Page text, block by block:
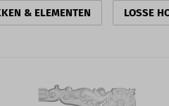
& ELEMENTEN LOSSE